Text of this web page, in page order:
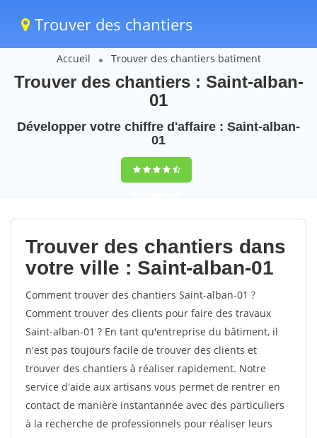
Trouver des chantiers
Accueil Trouver des chantiers batiment
Trouver des chantiers : Saint-alban-
01
Développer votre chiffre d'affaire : Saint-alban-
01
9,5(100%)68
votes
Trouver des chantiers dans
votre ville : Saint-alban-01
Comment trouver des chantiers Saint-alban-01 ?
Comment trouver des clients pour faire des travaux
Saint-alban-01 ? En tant qu'entreprise du bâtiment, il
n'est pas toujours facile de trouver des clients et
trouver des chantiers à réaliser rapidement. Notre
service d'aide aux artisans vous permet de rentrer en
contact de manière instantannée avec des particuliers
à la recherche de professionnels pour réaliser leurs